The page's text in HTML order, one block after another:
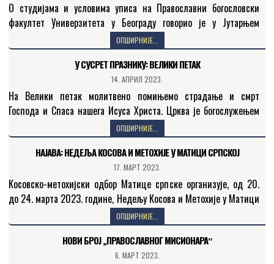
О студијама и условима уписа на Православни богословски
факултет Универзитета у Београду говорио је у Јутарњем
програму Радио-Беседе Александар Бојанић, представник
Студентског парламента Православног богословског…
ОПШИРНИЈЕ...
У СУСРЕТ ПРАЗНИКУ: ВЕЛИКИ ПЕТАК
14. АПРИЛ 2023.
На Велики петак молитвено помињемо страдање и смрт
Господа и Спаса нашега Исуса Христа. Црква је богослужењем
означила све тренутке свештених догађаја спасења света. О
догађајима…
ОПШИРНИЈЕ...
НАЈАВА: НЕДЕЉА КОСОВА И МЕТОХИЈЕ У МАТИЦИ СРПСКОЈ
17. МАРТ 2023.
Косовско-метохијски одбор Матице српске организује, од 20.
до 24. марта 2023. године, Недељу Косова и Метохије у Матици
српској. О раду Косовскометохијског одбора и програму…
ОПШИРНИЈЕ...
НОВИ БРОЈ „ПРАВОСЛАВНОГ МИСИОНАРАˮ
6. МАРТ 2023.